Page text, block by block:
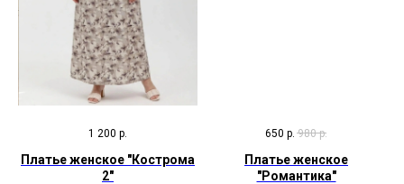
1 200 р.
Платье женское "Кострома
2"
650 р. 980 р.
Платье женское
"Романтика"